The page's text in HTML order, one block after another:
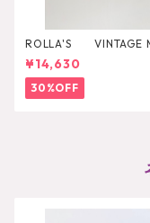
ROLLA'S VINTAGE
AZZLER
¥14,630
30%OFF